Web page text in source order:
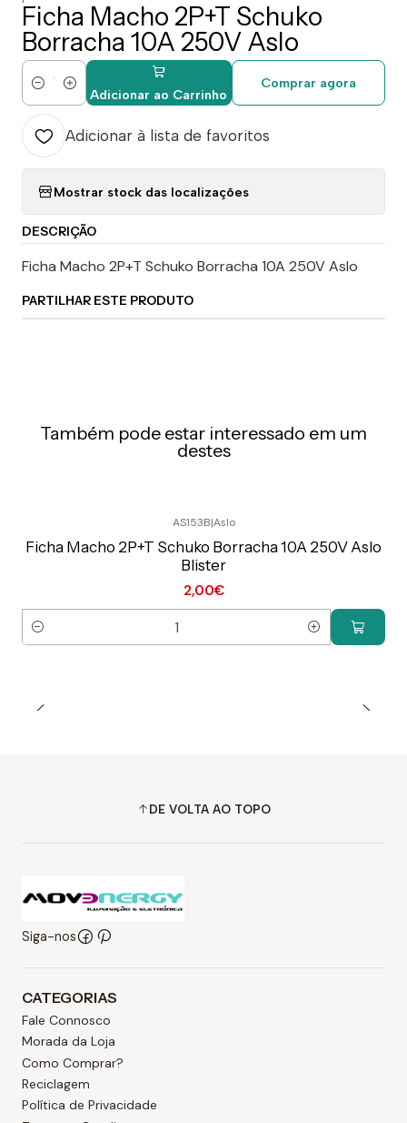
Ficha Macho 2P+T Schuko
Borracha 10A 250V Aslo
QuantidadeAdicionar ao Carrinho
Comprar agora
Adicionar à lista de favoritos
Mostrar stock das localizações
DESCRIÇÃO
Ficha Macho 2P+T Schuko Borracha 10A 250V Aslo
PARTILHAR ESTE PRODUTO
Também pode estar interessado em um
destes
AS153B|Aslo
Ficha Macho 2P+T Schuko Borracha 10A 250V Aslo
Blister
2,00€
Quantidade
DE VOLTA AO TOPO
Siga-nos
CATEGORIAS
Fale Connosco
Morada da Loja
Como Comprar?
Reciclagem
Política de Privacidade